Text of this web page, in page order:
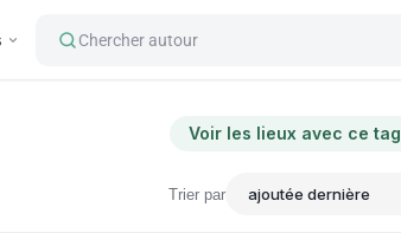
Chercher autour
Voir les lieux avec ce tag
Trier par